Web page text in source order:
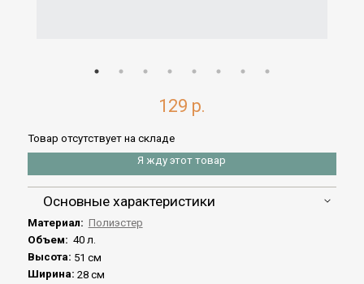
129 р.
Товар отсутствует на складе
Я жду этот товар
Основные характеристики
Материал: Полиэстер
Объем: 40 л.
Высота: 51 см
Ширина: 28 см